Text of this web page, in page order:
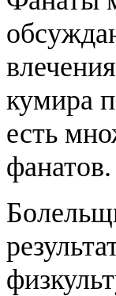
кумира
есть
фанатов.